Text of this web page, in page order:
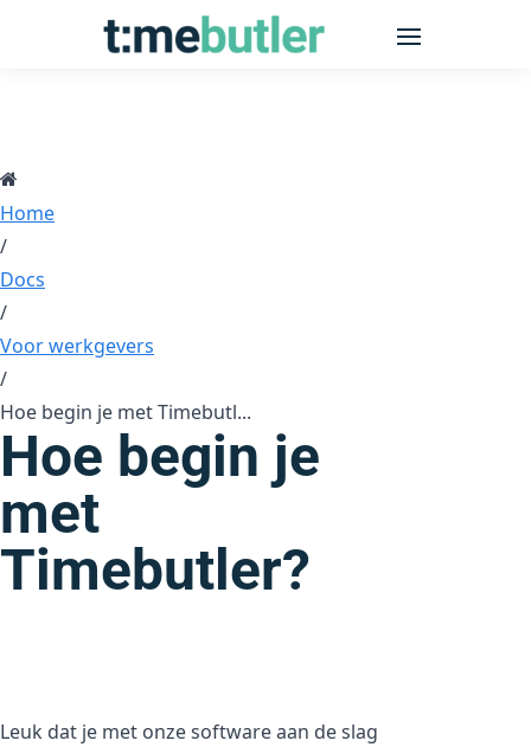
Home
/
Docs
/
Voor werkgevers
/
Hoe begin je met Timebutl...
Hoe begin je
met
Timebutler?
Leuk dat je met onze software aan de slag